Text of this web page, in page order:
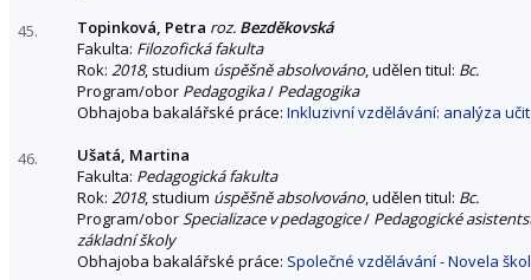
45. Topinková, Petra roz. Bezděkovská
Fakulta: Filozofická fakulta
Rok: 2018, studium úspěšně absolvováno, udělen titul: Bc.
Program/obor Pedagogika/ Pedagogika
Obhajoba bakalářské práce: Inkluzivní vzdělávání: analýza
46.
Ušatá, Martina
Fakulta: Pedagogická fakulta
Rok: 2018, studium úspěšně absolvováno, udělen titul: Bc.
Program/oborSpecializace v pedagogice/ Pedagogické
základní školy
Obhajoba bakalářské práce: Společné vzdělávání - Novela